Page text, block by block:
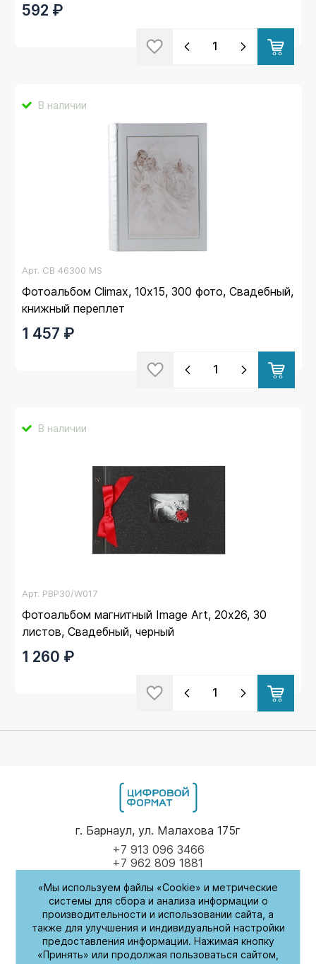
592 ₽
В наличии
Арт. CB 46300 MS
Фотоальбом Climax, 10х15, 300 фото, Свадебный,
книжный переплет
1 457 ₽
В наличии
Арт. PBР30/W017
Фотоальбом магнитный Image Art, 20х26, 30
листов, Свадебный, черный
1 260 ₽
+7 913 096 3466
+7 962 809 1881
г. Барнаул, ул. Малахова 175г
Пн-Пт 9.00 - 17.00
(обед с 14:00-14:30)
СБ-Вс
Выходные
«Мы используем файлы «Cookie» и метрические
системы для сбора и анализа информации о
производительности и использовании сайта, а
также для улучшения и индивидуальной настройки
предоставления информации. Нажимая кнопку
«Принять» или продолжая пользоваться сайтом,